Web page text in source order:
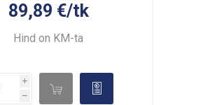
89,89 €/tk
Hind on KM-ta
i
h
d 